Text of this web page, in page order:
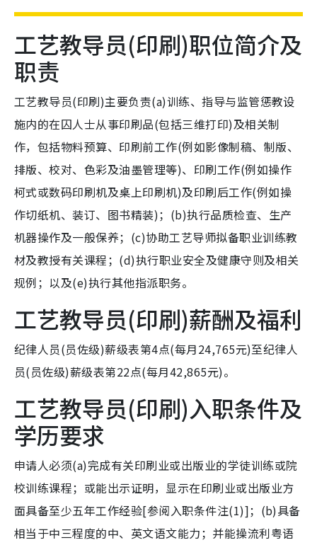
工艺教导员(印刷)职位简介及
职责
工艺教导员(印刷)主要负责(a)训练、指导与监管惩教设
施内的在囚人士从事印刷品(包括三维打印)及相关制
作，包括物料预算、印刷前工作(例如影像制稿、制版、
排版、校对、色彩及油墨管理等)、印刷工作(例如操作
柯式或数码印刷机及桌上印刷机)及印刷后工作(例如操
作切纸机、装订、图书精装)；(b)执行品质检查、生产
机器操作及一般保养；(c)协助工艺导师拟备职业训练教
材及教授有关课程；(d)执行职业安全及健康守则及相关
规例；以及(e)执行其他指派职务。
工艺教导员(印刷)薪酬及福利
纪律人员(员佐级)薪级表第4点(每月24,765元)至纪律人
员(员佐级)薪级表第22点(每月42,865元)。
工艺教导员(印刷)入职条件及
学历要求
申请人必须(a)完成有关印刷业或出版业的学徒训练或院
校训练课程；或能出示证明，显示在印刷业或出版业方
面具备至少五年工作经验[参阅入职条件注(1)]；(b)具备
相当于中三程度的中、英文语文能力；并能操流利粤语